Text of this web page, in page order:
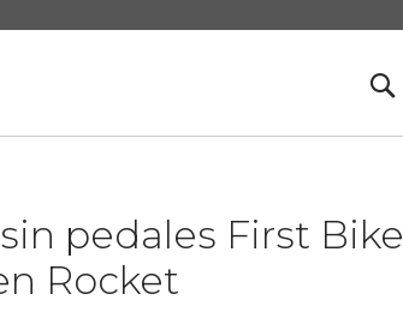
pedales First Bike
Rocket